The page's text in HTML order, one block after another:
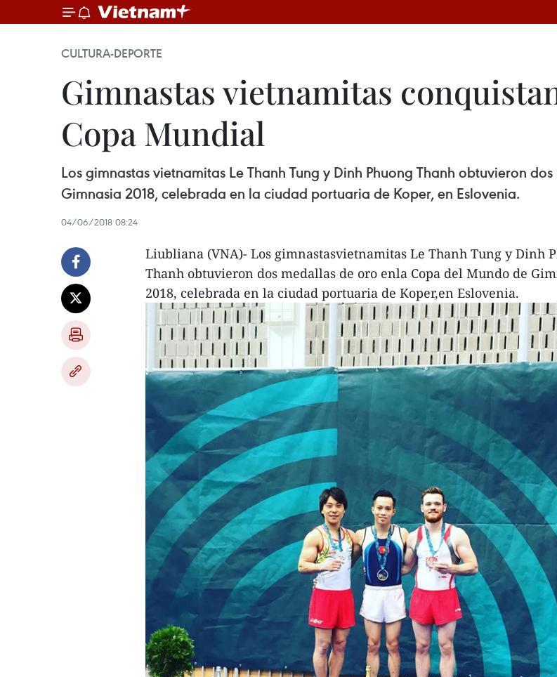
CULTURA-DEPORTE
Gimnastas vietnamitas
Copa Mundial
Los gimnastas vietnamitas Le Thanh Tung y Dinh Phuong Thanh obtuvieron
Gimnasia 2018, celebrada en la ciudad portuaria de Koper, en Eslovenia.
04/06/2018 08:24
Liubliana (VNA)- Los gimnastasvietnamitas Le Thanh Tung y Dinh
Thanh obtuvieron dos medallas de oro enla Copa del Mundo de
2018, celebrada en la ciudad portuaria de Koper,en Eslovenia.